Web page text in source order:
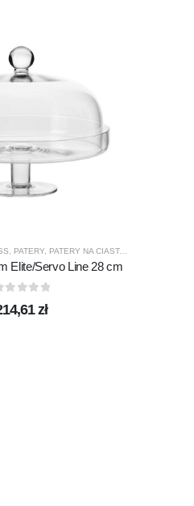
, PATERY, PATERY NA CIASTA ,
Elite/Servo Line 28 cm
zł